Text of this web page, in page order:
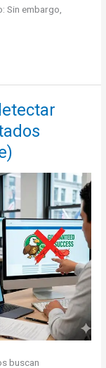
Sin embargo,
buscan